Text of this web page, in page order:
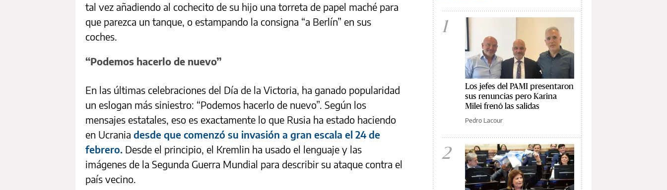
tal vez añadiendo al cochecito de su hijo una torreta de papel maché para
que parezca un tanque, o estampando la consigna “a Berlín” en sus
coches.
“Podemos hacerlo de nuevo”
En las últimas celebraciones del Día de la Victoria, ha ganado popularidad
un eslogan más siniestro: “Podemos hacerlo de nuevo”. Según los
mensajes estatales, eso es exactamente lo que Rusia ha estado haciendo
en Ucrania desde que comenzó su invasión a gran escala el 24 de
febrero. Desde el principio, el Kremlin ha usado el lenguaje y las
imágenes de la Segunda Guerra Mundial para describir su ataque contra el
país vecino.
1
Los jefes del PAMI presentaron
sus renuncias pero Karina
Milei frenó las salidas
Pedro Lacour
2